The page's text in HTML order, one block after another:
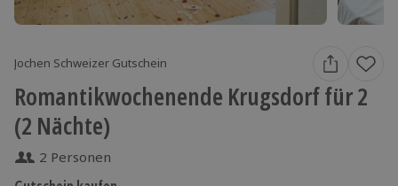
Jochen Schweizer Gutschein
Romantikwochenende Krugsdorf für 2
(2 Nächte)
2 Personen